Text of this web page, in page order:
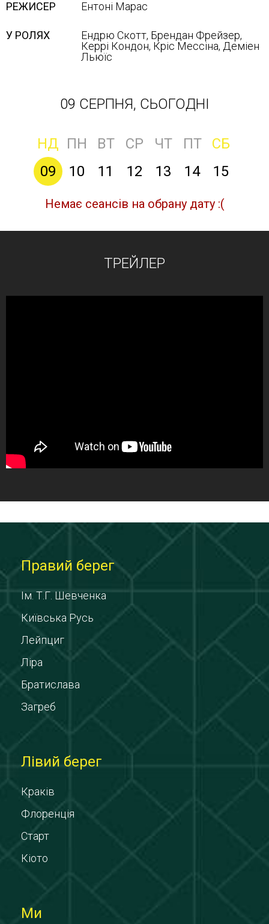
РЕЖИСЕР Ентоні Марас
У РОЛЯХ
Ендрю Скотт, Брендан Фрейзер,
Керрі Кондон, Кріс Мессіна, Деміен
Льюїс
09 СЕРПНЯ, СЬОГОДНІ
НД ПН ВТ СР ЧТ ПТ
СБ
09
10 11 12 13 14 15
Немає сеансів на обрану дату :(
ТРЕЙЛЕР
Правий берег
Ім. Т.Г. Шевченка
Київська Русь
Лейпциг
Ліра
Братислава
Загреб
Лівий берег
Краків
Флоренція
Старт
Кіото
Ми